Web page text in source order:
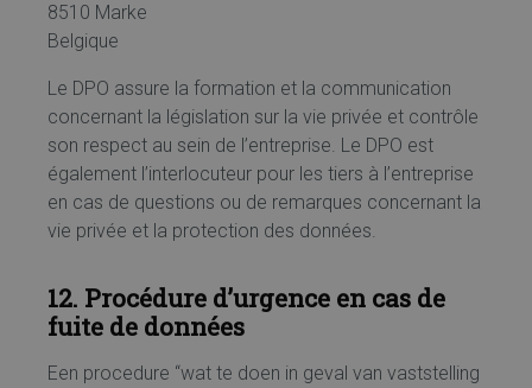
8510 Marke
Belgique
Le DPO assure la formation et la communication
concernant la législation sur la vie privée et contrôle
son respect au sein de l’entreprise. Le DPO est
également l’interlocuteur pour les tiers à l’entreprise
en cas de questions ou de remarques concernant la
vie privée et la protection des données.
12. Procédure d’urgence en cas de
fuite de données
Een procedure “wat te doen in geval van vaststelling